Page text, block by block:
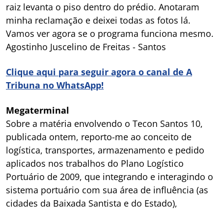
raiz levanta o piso dentro do prédio. Anotaram
minha reclamação e deixei todas as fotos lá.
Vamos ver agora se o programa funciona mesmo.
Agostinho Juscelino de Freitas - Santos
Clique aqui para seguir agora o canal de A
Tribuna no WhatsApp!
Megaterminal
Sobre a matéria envolvendo o Tecon Santos 10,
publicada ontem, reporto-me ao conceito de
logística, transportes, armazenamento e pedido
aplicados nos trabalhos do Plano Logístico
Portuário de 2009, que integrando e interagindo o
sistema portuário com sua área de influência (as
cidades da Baixada Santista e do Estado),